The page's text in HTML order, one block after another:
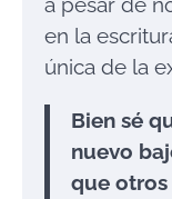
en la
única de la
Bien sé
nuevo
que otros